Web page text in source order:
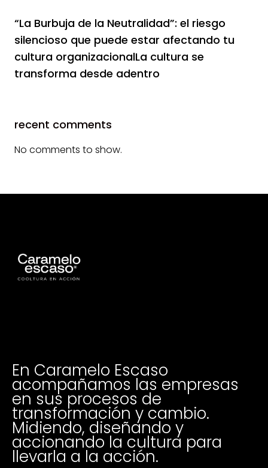
“La Burbuja de la Neutralidad”: el riesgo
silencioso que puede estar afectando tu
cultura organizacionalLa cultura se
transforma desde adentro
recent comments
No comments to show.
En Caramelo Escaso
acompañamos las empresas
en sus procesos de
transformación y cambio.
Midiendo, diseñando y
accionando la cultura para
llevarla a la acción.